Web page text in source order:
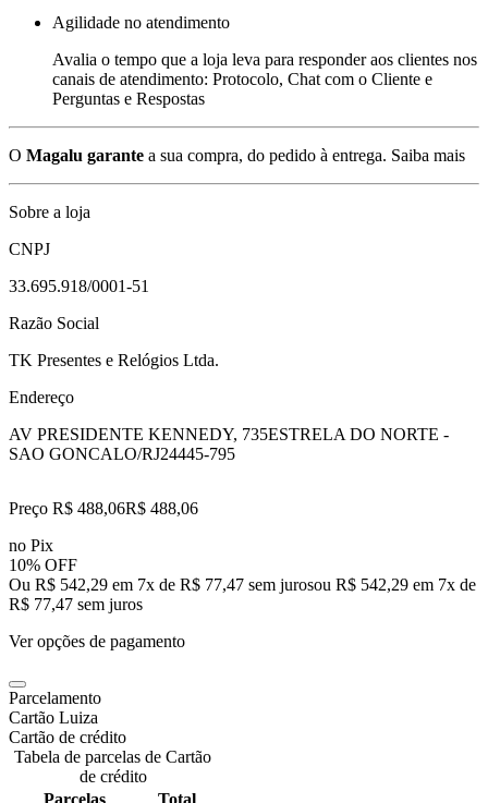
Agilidade no atendimento
Avalia o tempo que a loja leva para responder aos clientes nos
canais de atendimento: Protocolo, Chat com o Cliente e
Perguntas e Respostas
O Magalu garante a sua compra, do pedido à entrega. Saiba mais
Sobre a loja
CNPJ
33.695.918/0001-51
Razão Social
TK Presentes e Relógios Ltda.
Endereço
AV PRESIDENTE KENNEDY, 735ESTRELA DO NORTE -
SAO GONCALO/RJ24445-795
Preço R$ 488,06R$ 488,06
no Pix
10% OFF
Ou R$ 542,29 em 7x de R$ 77,47 sem jurosou R$ 542,29 em 7x de
R$ 77,47 sem juros
Ver opções de pagamento
Parcelamento
Cartão Luiza
Cartão de crédito
Tabela de parcelas de Cartão
de crédito
Parcelas
Total